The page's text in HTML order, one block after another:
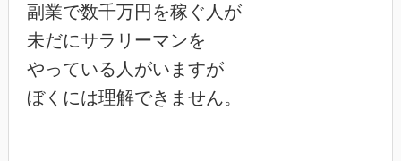
副業で数千万円を稼ぐ人が
未だにサラリーマンを
やっている人がいますが
ぼくには理解できません。